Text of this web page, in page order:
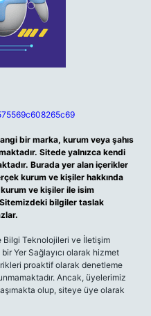
bir marka, kurum veya şahıs
Sitede yalnızca kendi
Burada yer alan içerikler
kurum ve kişiler hakkında
kurum ve kişiler ile isim
bilgiler taslak
Bilgi Teknolojileri ve İletişim
Yer Sağlayıcı olarak hizmet
proaktif olarak denetleme
Ancak, üyelerimiz
olup, siteye üye olarak